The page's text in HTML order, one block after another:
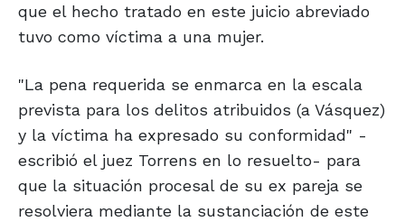
que el hecho tratado en este juicio abreviado
tuvo como víctima a una mujer.
"La pena requerida se enmarca en la escala
prevista para los delitos atribuidos (a Vásquez)
y la víctima ha expresado su conformidad" -
escribió el juez Torrens en lo resuelto- para
que la situación procesal de su ex pareja se
resolviera mediante la sustanciación de este